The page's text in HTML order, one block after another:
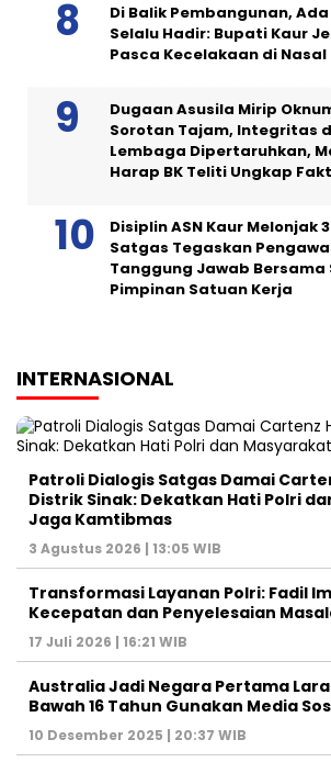
Di Balik Pembangunan,
Selalu Hadir: Bupati Kaur
Pasca Kecelakaan di Nasal
Dugaan Asusila Mirip
Sorotan Tajam, Integritas
Lembaga Dipertaruhkan,
Harap BK Teliti Ungkap
Disiplin ASN Kaur Melonjak
Satgas Tegaskan
Tanggung Jawab Bersama
Pimpinan Satuan Kerja
INTERNASIONAL
Patroli Dialogis Satgas Damai
Distrik Sinak: Dekatkan Hati Polri
Jaga Kamtibmas
3 Agustus 2026 | 13:05 WIB
Transformasi Layanan Polri: Fadil
Kecepatan dan Penyelesaian
17 Juli 2026 | 16:21 WIB
Australia Jadi Negara Pertama
Bawah 16 Tahun Gunakan Media
10 Desember 2025 | 20:37 WIB